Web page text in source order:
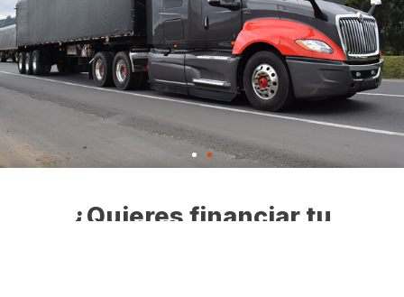
¿Quieres financiar tu